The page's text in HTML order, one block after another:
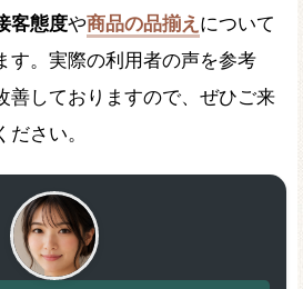
客態度や商品の品揃え について
す。実際の利用者の声を参考
善しておりますので、ぜひご来
さい。